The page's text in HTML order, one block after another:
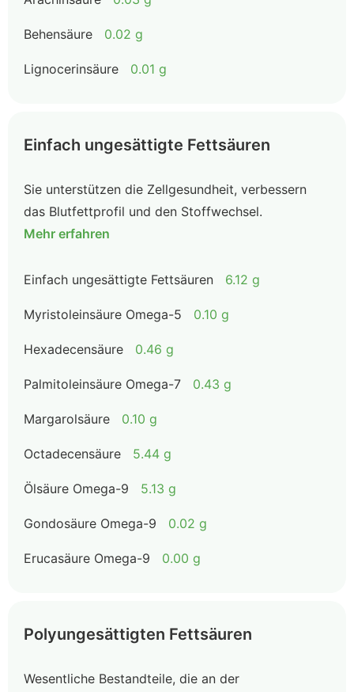
Behensäure 0.02 g
Lignocerinsäure 0.01 g
Einfach ungesättigte Fettsäuren
Sie unterstützen die Zellgesundheit, verbessern
das Blutfettprofil und den Stoffwechsel.
Mehr erfahren
Einfach ungesättigte Fettsäuren 6.12 g
Myristoleinsäure Omega-5 0.10 g
Hexadecensäure 0.46 g
Palmitoleinsäure Omega-7 0.43 g
Margarolsäure 0.10 g
Octadecensäure 5.44 g
Ölsäure Omega-9 5.13 g
Gondosäure Omega-9 0.02 g
Erucasäure Omega-9 0.00 g
Polyungesättigten Fettsäuren
Wesentliche Bestandteile, die an der